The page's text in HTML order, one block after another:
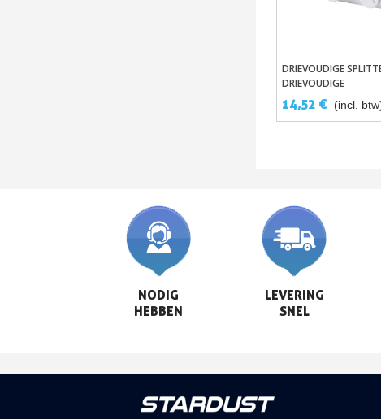
In
DRIEVOUDIGE
DRIEVOUDIGE
PNEUMATISCHE
VOOR AIRBRUSH
14,52 € (incl.
NODIG
HEBBEN
LEVERING
SNEL